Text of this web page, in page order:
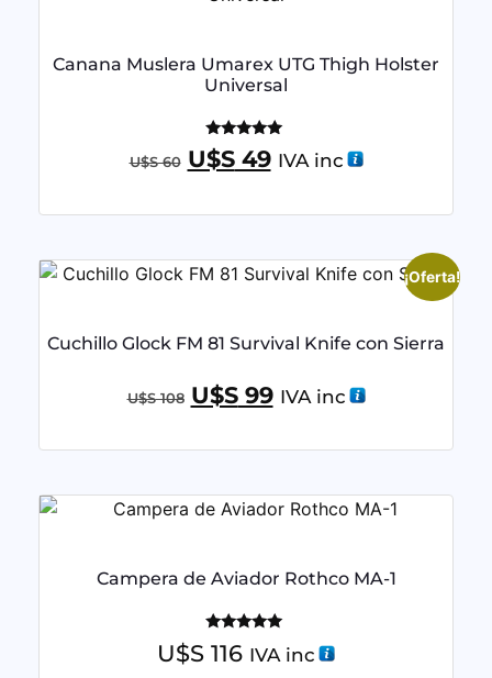
Canana Muslera Umarex UTG Thigh Holster
Universal
Valorado
con
U$S60 U$S49 IVA inc
¡Oferta!
Cuchillo Glock FM 81 Survival Knife con Sierra
U$S108 U$S99 IVA inc
Campera de Aviador Rothco MA-1
Valorado
con
U$S 116 IVA inc